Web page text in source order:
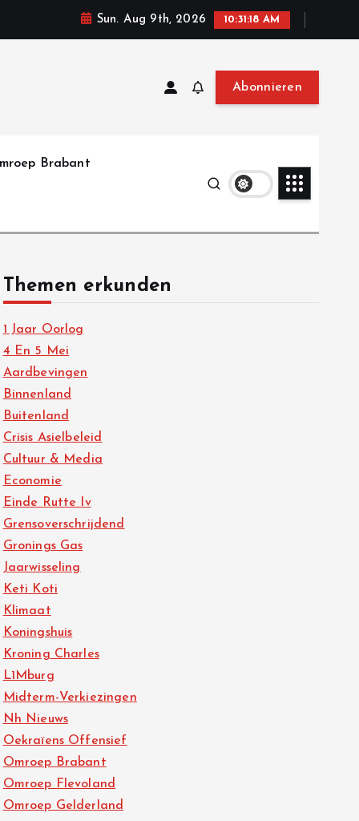
Sun. Aug 9th, 2026 10:31:19 AM
Abonnieren
Brabant
Themen erkunden
1 Jaar Oorlog
4 En 5 Mei
Aardbevingen
Binnenland
Buitenland
Crisis Asielbeleid
Cultuur & Media
Economie
Einde Rutte Iv
Grensoverschrijdend
Gronings Gas
Jaarwisseling
Keti Koti
Klimaat
Koningshuis
Kroning Charles
L1Mburg
Midterm-Verkiezingen
Nh Nieuws
Oekraïens Offensief
Omroep Brabant
Omroep Flevoland
Omroep Gelderland